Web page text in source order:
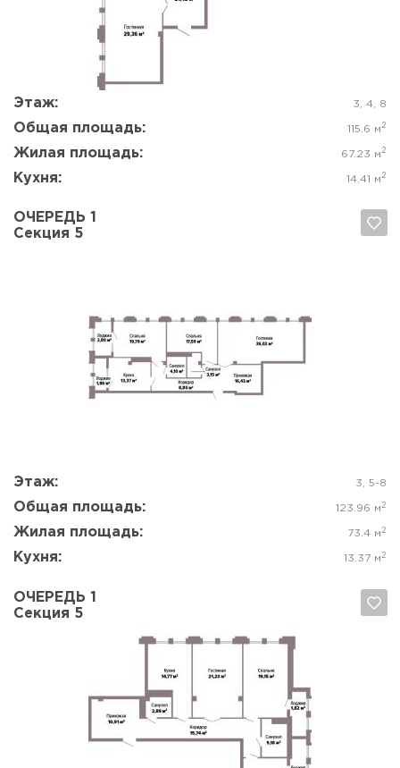
Этаж: 3, 4, 8
Общая площадь: 115.6 м 2
Жилая площадь: 67.23 м 2
Кухня: 14.41 м 2
ОЧЕРЕДЬ 1
Секция 5
Этаж: 3, 5-8
Общая площадь: 123.96 м 2
Жилая площадь: 73.4 м 2
Кухня: 13.37 м 2
Отмена
ОЧЕРЕДЬ 1
Секция 5